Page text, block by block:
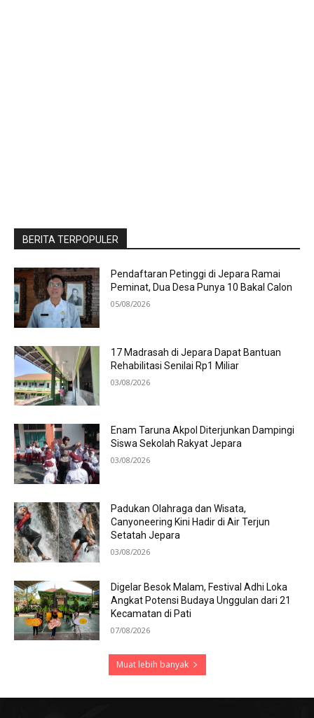
BERITA TERPOPULER
Pendaftaran Petinggi di Jepara Ramai
Peminat, Dua Desa Punya 10 Bakal Calon
05/08/2026
17 Madrasah di Jepara Dapat Bantuan
Rehabilitasi Senilai Rp1 Miliar
03/08/2026
Enam Taruna Akpol Diterjunkan Dampingi
Siswa Sekolah Rakyat Jepara
03/08/2026
Padukan Olahraga dan Wisata,
Canyoneering Kini Hadir di Air Terjun
Setatah Jepara
03/08/2026
Digelar Besok Malam, Festival Adhi Loka
Angkat Potensi Budaya Unggulan dari 21
Kecamatan di Pati
07/08/2026
Muat lebih banyak